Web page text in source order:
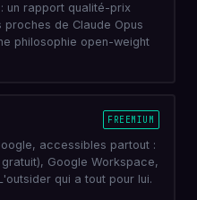
un rapport qualité-prix
de Claude Opus
philosophie open-weight
FREEMIUM
accessibles partout :
Google Workspace,
qui a tout pour lui.